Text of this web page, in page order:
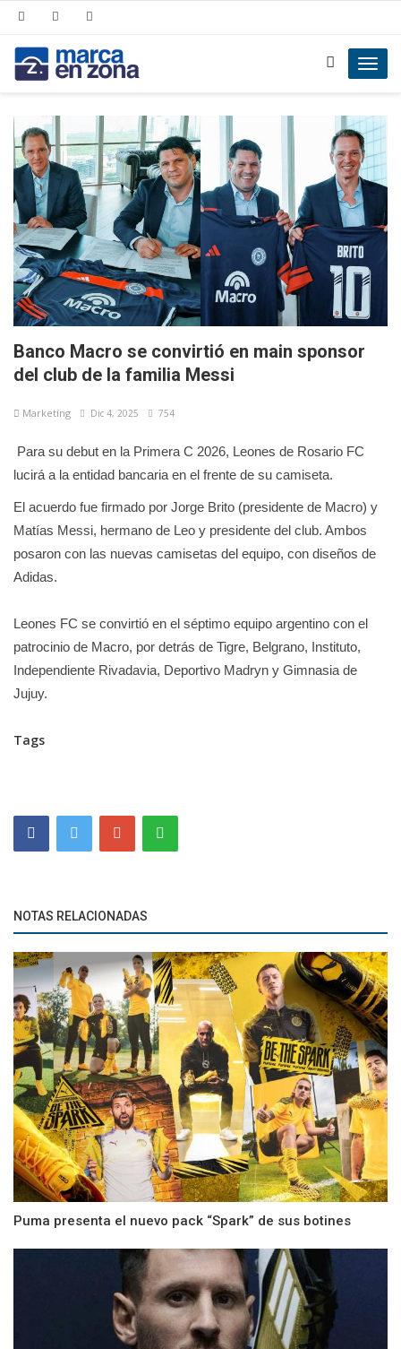
Banco Macro se convirtió en main sponsor
del club de la familia Messi
Marketíng Dic 4, 2025 754
Para su debut en la Primera C 2026, Leones de Rosario FC
lucirá a la entidad bancaria en el frente de su camiseta.
El acuerdo fue firmado por Jorge Brito (presidente de Macro) y
Matías Messi, hermano de Leo y presidente del club. Ambos
posaron con las nuevas camisetas del equipo, con diseños de
Adidas.
Leones FC se convirtió en el séptimo equipo argentino con el
patrocinio de Macro, por detrás de Tigre, Belgrano, Instituto,
Independiente Rivadavia, Deportivo Madryn y Gimnasia de
Jujuy.
Tags
NOTAS RELACIONADAS
Puma presenta el nuevo pack “Spark” de sus botines